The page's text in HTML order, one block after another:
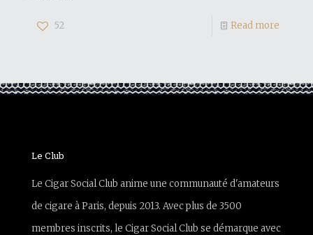
52 Read more
Le Club
Le Cigar Social Club anime une communauté d'amateurs
de cigare à Paris, depuis 2013. Avec plus de 3500
membres inscrits, le Cigar Social Club se démarque avec